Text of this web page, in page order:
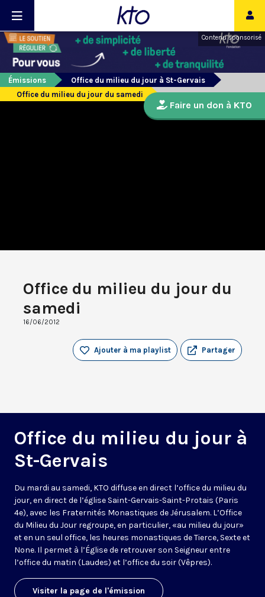
Contenu sponsorisé
Émissions
Office du milieu du jour à St-Gervais
Office du milieu du jour du samedi
Office du milieu du jour du
samedi
16/06/2012
Partager
Ajouter à ma playlist
Office du milieu du jour à
St-Gervais
Du mardi au samedi, KTO diffuse en direct l’office du milieu du
jour, en direct de l’église Saint-Gervais-Saint-Protais (Paris
4e), avec les Fraternités Monastiques de Jérusalem. L’Office
du Milieu du Jour regroupe, en particulier, «au milieu du jour»
et en un seul office, les heures monastiques de Tierce, Sexte et
None. Il permet à l’Église de retrouver son Seigneur entre
l’office du matin (Laudes) et l’office du soir (Vêpres).
Visiter la page de l'émission
Faire un don à KTO